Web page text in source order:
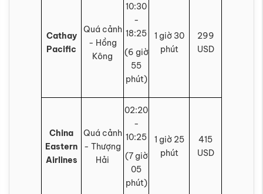
Cathay
Pacific
Quá cảnh
- Hồng
Kông
10:30
-
18:25
(6 giờ
55
phút)
1 giờ 30
phút
299
USD
China
Eastern
Airlines
Quá cảnh
- Thượng
Hải
02:20
-
10:25
(7 giờ
05
phút)
1 giờ 25
phút
415
USD